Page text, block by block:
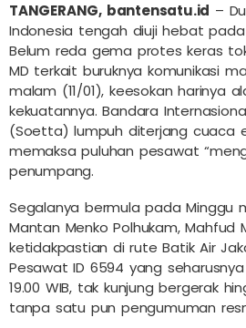
TANGERANG, bantensatu.id –
Indonesia tengah diuji hebat
Belum reda gema protes keras
MD terkait buruknya komunikasi
malam (11/01), keesokan harinya
kekuatannya. Bandara
(Soetta) lumpuh diterjang cuaca
memaksa puluhan pesawat
penumpang.
Segalanya bermula pada Minggu
Mantan Menko Polhukam, Mahfud
ketidakpastian di rute Batik Air
Pesawat ID 6594 yang
19.00 WIB, tak kunjung bergerak
tanpa satu pun pengumuman